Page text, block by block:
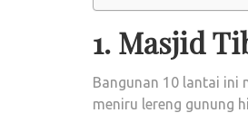
1. Masjid
Bangunan 10 lantai ini
meniru lereng gunung